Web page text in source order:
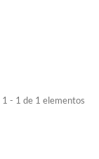
1 - 1 de 1 elementos